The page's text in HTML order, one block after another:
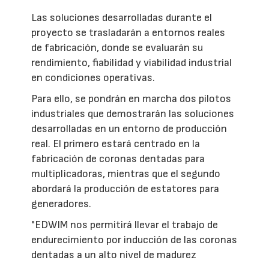
Las soluciones desarrolladas durante el
proyecto se trasladarán a entornos reales
de fabricación, donde se evaluarán su
rendimiento, fiabilidad y viabilidad industrial
en condiciones operativas.
Para ello, se pondrán en marcha dos pilotos
industriales que demostrarán las soluciones
desarrolladas en un entorno de producción
real. El primero estará centrado en la
fabricación de coronas dentadas para
multiplicadoras, mientras que el segundo
abordará la producción de estatores para
generadores.
"EDWIM nos permitirá llevar el trabajo de
endurecimiento por inducción de las coronas
dentadas a un alto nivel de madurez